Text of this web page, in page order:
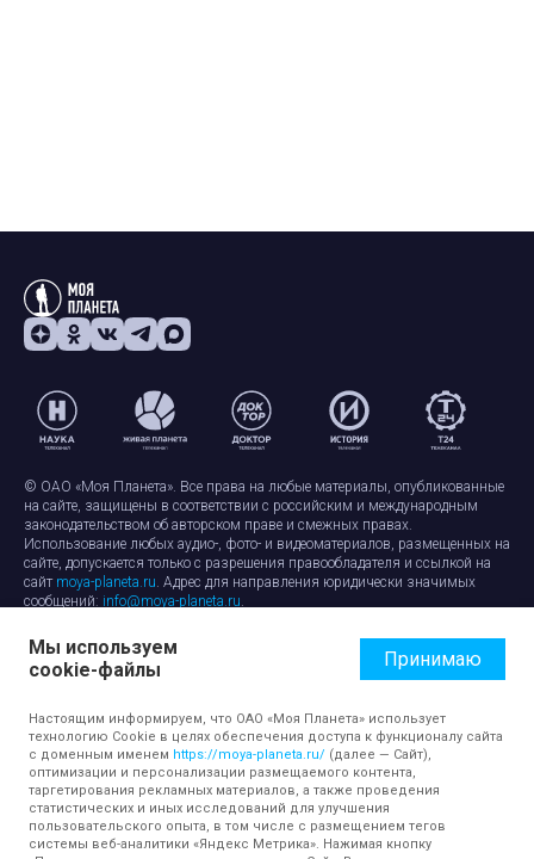
© ОАО «Моя Планета». Все права на любые материалы, опубликованные
на сайте, защищены в соответствии с российским и международным
законодательством об авторском праве и смежных правах.
Использование любых аудио-, фото- и видеоматериалов, размещенных на
сайте, допускается только с разрешения правообладателя и ссылкой на
сайт moya-planeta.ru. Адрес для направления юридически значимых
сообщений: info@moya-planeta.ru.
Правила сайтаРабота с cookie-файлами
Защита персональных данных
Обработка персональных данных
Мы используем
cookie-файлы
Принимаю
Настоящим информируем, что ОАО «Моя Планета» использует
технологию Cookie в целях обеспечения доступа к функционалу сайта
с доменным именем https://moya-planeta.ru/ (далее — Сайт),
оптимизации и персонализации размещаемого контента,
таргетирования рекламных материалов, а также проведения
статистических и иных исследований для улучшения
пользовательского опыта, в том числе с размещением тегов
системы веб-аналитики «Яндекс Метрика». Нажимая кнопку